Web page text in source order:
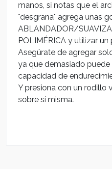
manos, si notas que el
"desgrana" agrega unas
ABLANDADOR/
POLIMÉRICA y utilizar un
Asegúrate de agregar
ya que demasiado
capacidad de
Y presiona con un rodillo
sobre sí misma.